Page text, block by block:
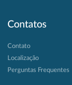
Contatos
Contato
Localização
Perguntas Frequentes